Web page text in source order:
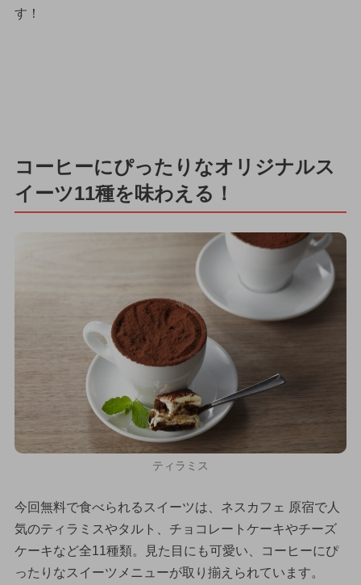
す！
コーヒーにぴったりなオリジナルス
イーツ11種を味わえる！
ティラミス
今回無料で食べられるスイーツは、ネスカフェ 原宿で人
気のティラミスやタルト、チョコレートケーキやチーズ
ケーキなど全11種類。見た目にも可愛い、コーヒーにぴ
ったりなスイーツメニューが取り揃えられています。